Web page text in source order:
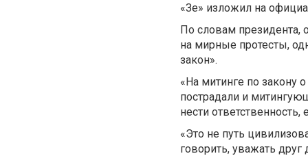
«Зе» изложил на
По словам президента,
на мирные протесты,
закон».
«На митинге по закону
пострадали и
нести ответственность,
«Это не путь
говорить, уважать